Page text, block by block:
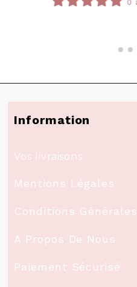
Information
Vos livraisons
Mentions Légales
Conditions Générales
A Propos De Nous
Paiement Sécurisé